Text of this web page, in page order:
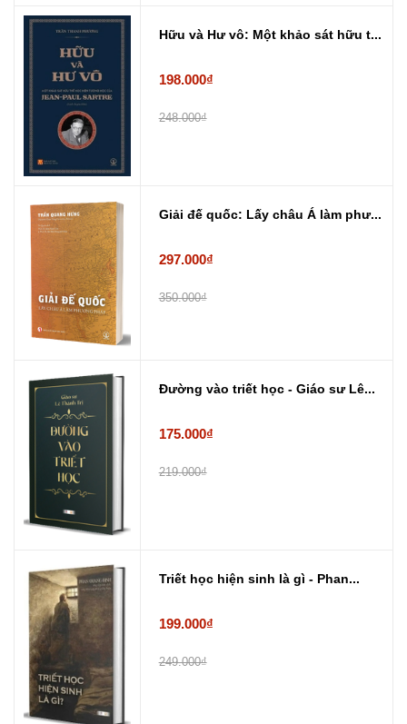
Hữu và Hư vô: Một khảo sát hữu t...
198.000₫
248.000₫
Giải đế quốc: Lấy châu Á làm phư...
297.000₫
350.000₫
Đường vào triết học - Giáo sư Lê...
175.000₫
219.000₫
Triết học hiện sinh là gì - Phan...
199.000₫
249.000₫